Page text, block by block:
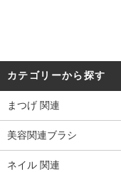
カテゴリーから探す
まつげ 関連
美容関連ブラシ
ネイル 関連